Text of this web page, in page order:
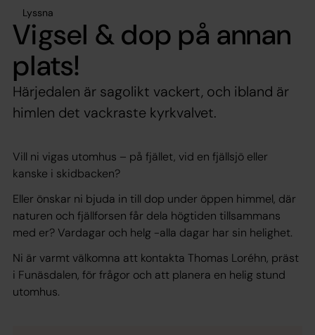
Lyssna
Vigsel & dop på annan
plats!
Härjedalen är sagolikt vackert, och ibland är
himlen det vackraste kyrkvalvet.
Vill ni vigas utomhus – på fjället, vid en fjällsjö eller
kanske i skidbacken?
Eller önskar ni bjuda in till dop under öppen himmel, där
naturen och fjällforsen får dela högtiden tillsammans
med er? Vardagar och helg -alla dagar har sin helighet.
Ni är varmt välkomna att kontakta Thomas Loréhn, präst
i Funäsdalen, för frågor och att planera en helig stund
utomhus.